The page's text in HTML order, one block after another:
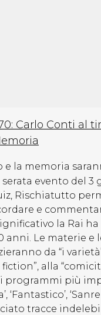
Carlo Conti al
e la memoria
evento del 3
Rischiatutto
e
la Rai
anni. Le materie e
da “i
alla
i programmi più
‘Fantastico’,
tracce indelebili